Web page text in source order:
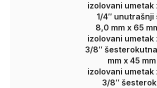
izolovani umetak
1/4″
8,0 mm x 65
izolovani umetak
3/8″
mm x 45
izolovani umetak
3/8″